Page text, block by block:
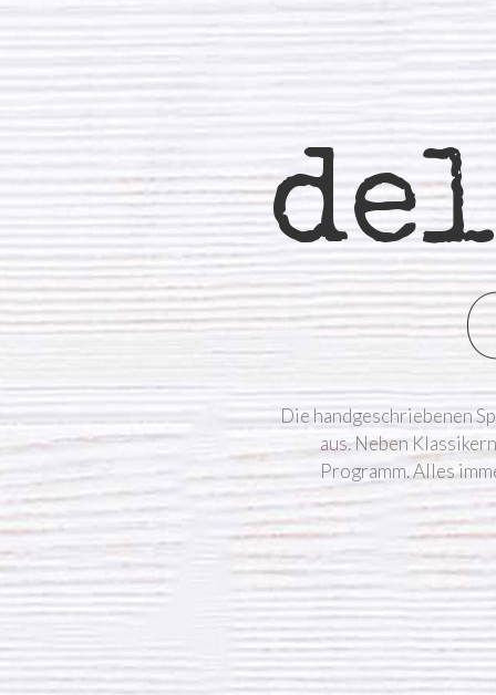
Die handgeschriebenen
aus. Neben
Programm. Alles